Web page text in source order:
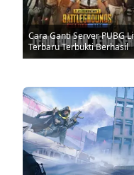
Cara Ganti Server PUBG
Terbaru Terbukti Berhasil